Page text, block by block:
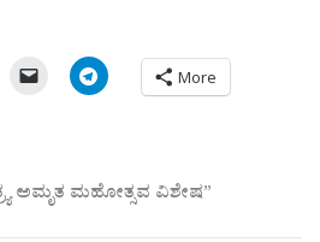
More
ಅಮೃತ ಮಹೋತ್ಸವ ವಿಶೇಷ”